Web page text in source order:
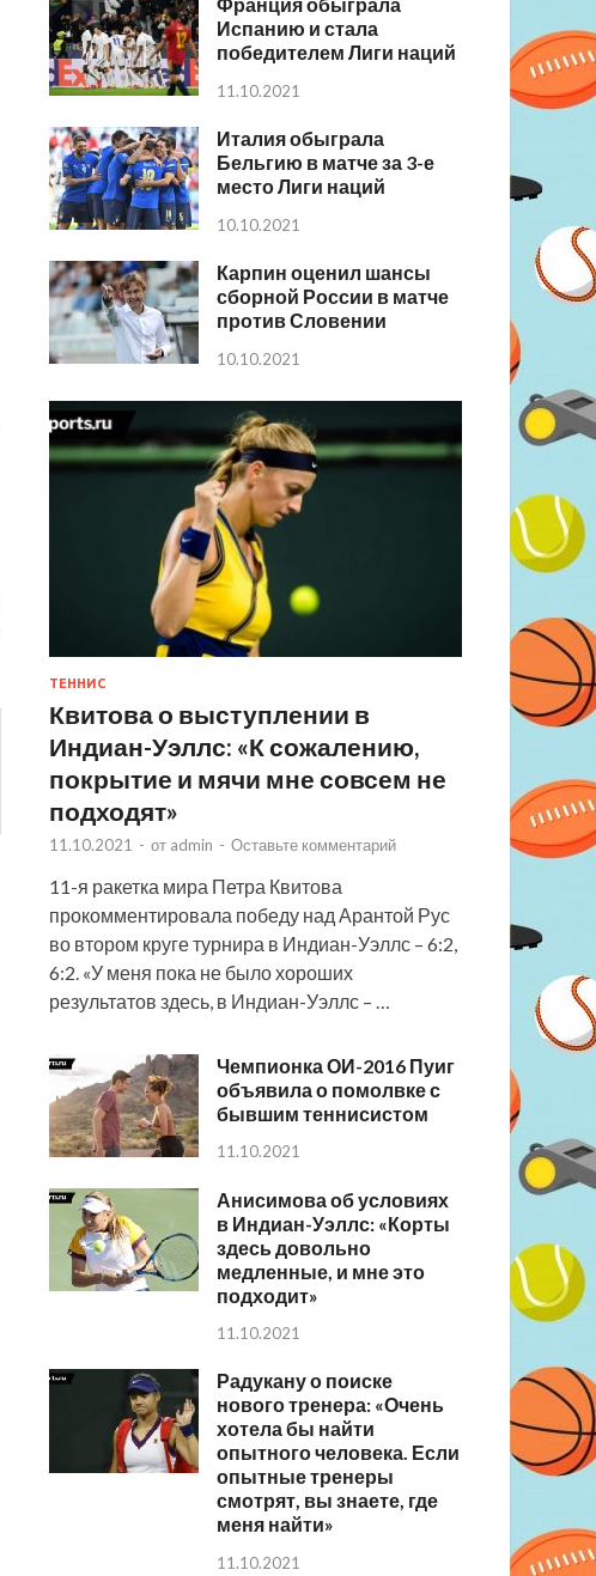
Испанию и стала
победителем Лиги наций
11.10.2021
Италия обыграла
Бельгию в матче за 3-е
место Лиги наций
10.10.2021
Карпин оценил шансы
сборной России в матче
против Словении
10.10.2021
ТЕННИС
Квитова о выступлении в
Индиан-Уэллс: «К сожалению,
покрытие и мячи мне совсем не
подходят»
11.10.2021 - от admin - Оставьте комментарий
11-я ракетка мира Петра Квитова
прокомментировала победу над Арантой Рус
во втором круге турнира в Индиан-Уэллс – 6:2,
6:2. «У меня пока не было хороших
результатов здесь, в Индиан-Уэллс – …
Чемпионка ОИ-2016 Пуиг
объявила о помолвке с
бывшим теннисистом
11.10.2021
Анисимова об условиях
в Индиан-Уэллс: «Корты
здесь довольно
медленные, и мне это
подходит»
11.10.2021
Радукану о поиске
нового тренера: «Очень
хотела бы найти
опытного человека. Если
опытные тренеры
смотрят, вы знаете, где
меня найти»
11.10.2021